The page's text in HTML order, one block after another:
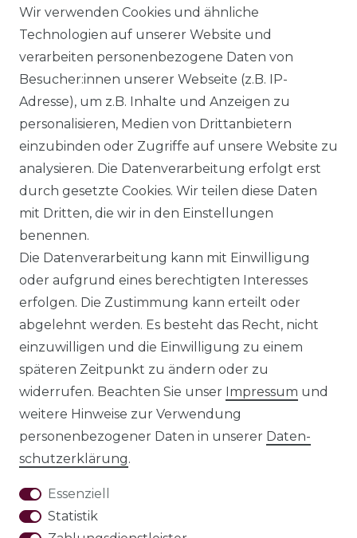
1 2 3
* inkl. ges. MwSt. zzgl.Versandkosten
Wir verwenden Cookies und ähnliche
Technologien auf unserer Website und
verarbeiten personenbezogene Daten von
Besucher:innen unserer Webseite (z.B. IP-
Adresse), um z.B. Inhalte und Anzeigen zu
personalisieren, Medien von Drittanbietern
einzubinden oder Zugriffe auf unsere Website zu
analysieren. Die Datenverarbeitung erfolgt erst
durch gesetzte Cookies. Wir teilen diese Daten
mit Dritten, die wir in den Einstellungen
benennen.
Die Datenverarbeitung kann mit Einwilligung
oder aufgrund eines berechtigten Interesses
erfolgen. Die Zustimmung kann erteilt oder
abgelehnt werden. Es besteht das Recht, nicht
einzuwilligen und die Einwilligung zu einem
späteren Zeitpunkt zu ändern oder zu
widerrufen. Beachten Sie unser Impressum und
weitere Hinweise zur Verwendung
personenbezogener Daten in unserer Daten­
schutz­erklärung.
Essenziell
Statistik
Impressum
Daten­schutz­
erklärung
AGB
vorbehalten.